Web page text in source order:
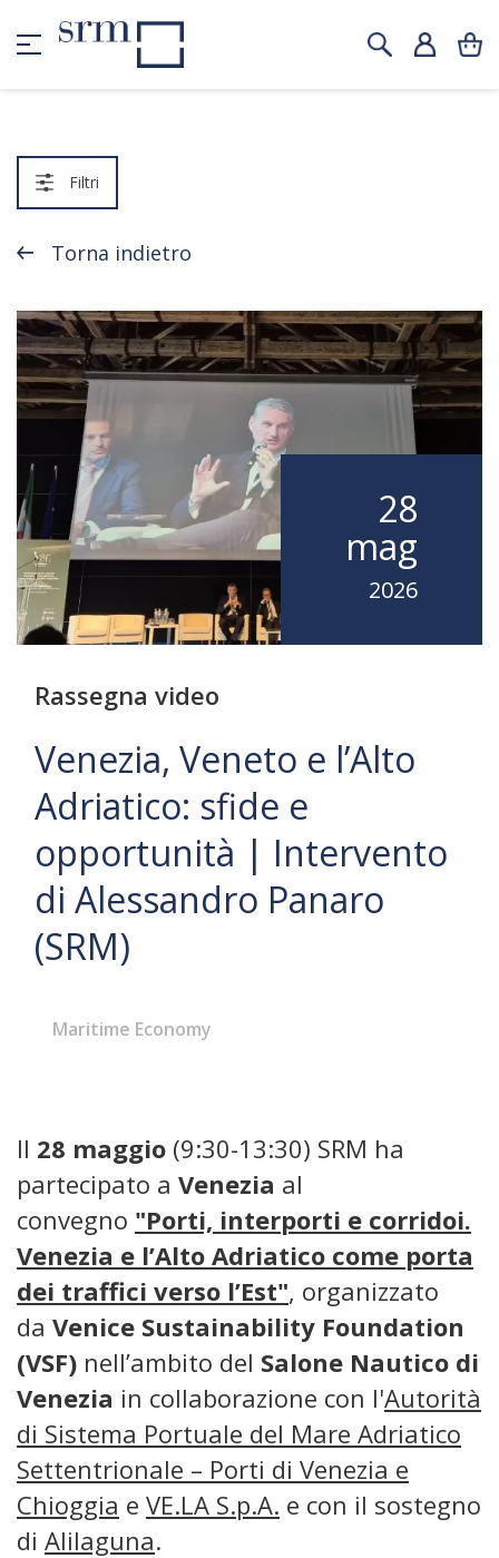
Filtri
Torna indietro
28
mag
2026
Rassegna video
Venezia, Veneto e l’Alto
Adriatico: sfide e
opportunità | Intervento
di Alessandro Panaro
(SRM)
Maritime Economy
Il 28 maggio (9:30-13:30) SRM ha
partecipato a Venezia al
convegno "Porti, interporti e corridoi.
Venezia e l’Alto Adriatico come porta
dei traffici verso l’Est", organizzato
da Venice Sustainability Foundation
(VSF) nell’ambito del Salone Nautico di
Venezia in collaborazione con l'Autorità
di Sistema Portuale del Mare Adriatico
Settentrionale – Porti di Venezia e
Chioggia e VE.LA S.p.A. e con il sostegno
di Alilaguna.